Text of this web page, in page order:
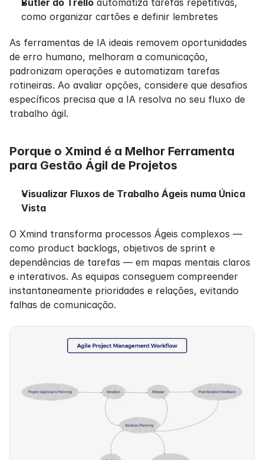
como organizar cartões e definir lembretes
As ferramentas de IA ideais removem oportunidades
de erro humano, melhoram a comunicação,
padronizam operações e automatizam tarefas
rotineiras. Ao avaliar opções, considere que desafios
específicos precisa que a IA resolva no seu fluxo de
trabalho ágil.
Porque o Xmind é a Melhor Ferramenta
para Gestão Ágil de Projetos
Visualizar Fluxos de Trabalho Ágeis numa Única
Vista
O Xmind transforma processos Ágeis complexos —
como product backlogs, objetivos de sprint e
dependências de tarefas — em mapas mentais claros
e interativos. As equipas conseguem compreender
instantaneamente prioridades e relações, evitando
falhas de comunicação.